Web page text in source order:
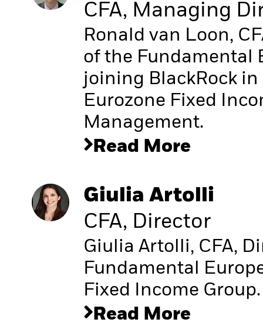
CFA, Managing
Ronald van Loon,
of the Fundamental
joining BlackRock in
Eurozone Fixed
Management.
Read More
Giulia Artolli
CFA, Director
Giulia Artolli, CFA,
Fundamental
Fixed Income Group.
Read More